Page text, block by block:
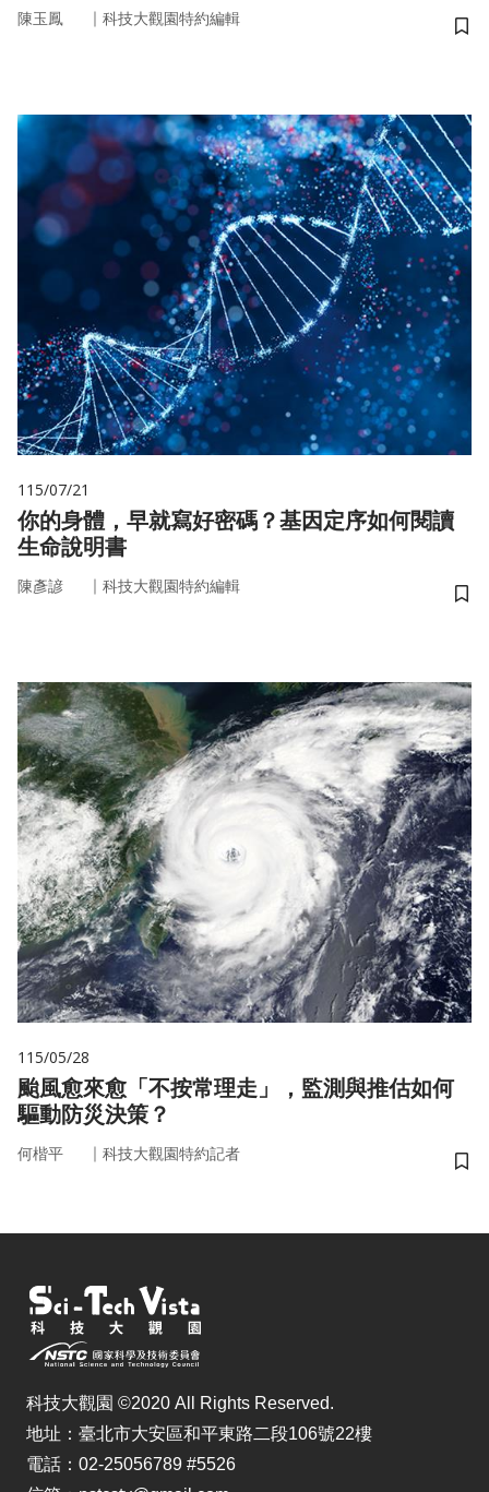
陳玉鳳 ｜ 科技大觀園特約編輯
儲
115/07/21
你的身體，早就寫好密碼？基因定序如何閱讀
生命說明書
陳彥諺 ｜ 科技大觀園特約編輯
儲
115/05/28
颱風愈來愈「不按常理走」，監測與推估如何
驅動防災決策？
何楷平 ｜ 科技大觀園特約記者
儲
科技大觀園 ©2020 All Rights Reserved.
地址：臺北市大安區和平東路二段106號22樓
電話：02-25056789 #5526